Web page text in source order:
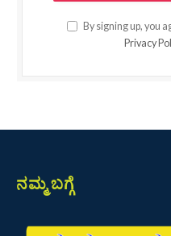
By signing up, you
Privacy
ನಮ್ಮ ಬಗ್ಗೆ